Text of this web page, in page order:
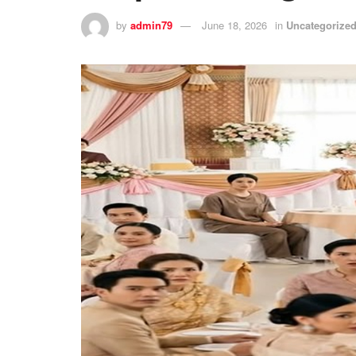
by admin79 June 18, 2026 in Uncategorized